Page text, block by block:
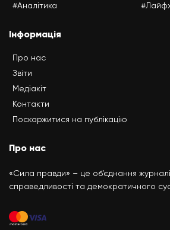
#Аналітика
Інформація
Про нас
Звіти
Медіакіт
Контакти
Поскаржитися на публікацію
Про нас
«Сила правди» – це об’єднання
справедливості та демократичного